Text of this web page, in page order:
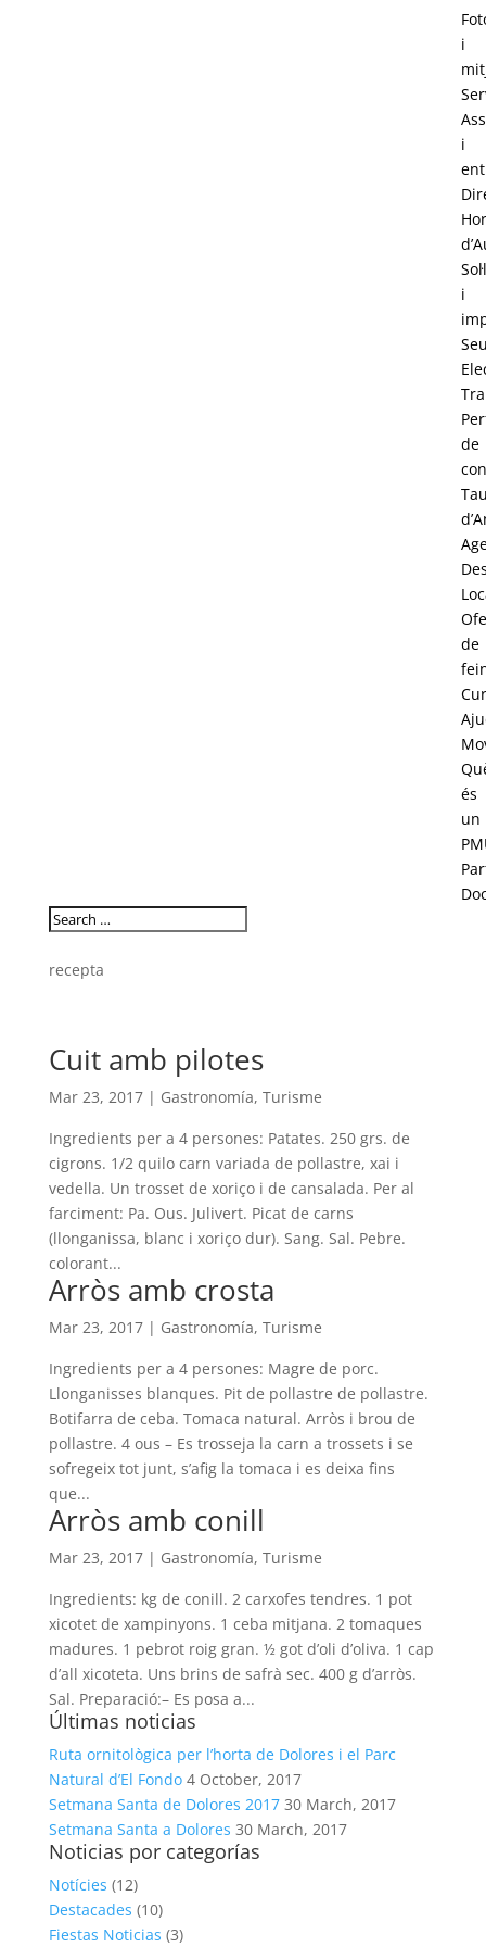
i
i
i
de
de
és
un
recepta
Cuit amb pilotes
Mar 23, 2017| Gastronomía, Turisme
Ingredients per a 4 persones: Patates. 250 grs. de
cigrons. 1/2 quilo carn variada de pollastre, xai i
vedella. Un trosset de xoriço i de cansalada. Per al
farciment: Pa. Ous. Julivert. Picat de carns
(llonganissa, blanc i xoriço dur). Sang. Sal. Pebre.
colorant...
Arròs amb crosta
Mar 23, 2017| Gastronomía, Turisme
Ingredients per a 4 persones: Magre de porc.
Llonganisses blanques. Pit de pollastre de pollastre.
Botifarra de ceba. Tomaca natural. Arròs i brou de
pollastre. 4 ous – Es trosseja la carn a trossets i se
sofregeix tot junt, s’afig la tomaca i es deixa fins
que...
Arròs amb conill
Mar 23, 2017| Gastronomía, Turisme
Ingredients: kg de conill. 2 carxofes tendres. 1 pot
xicotet de xampinyons. 1 ceba mitjana. 2 tomaques
madures. 1 pebrot roig gran. ½ got d’oli d’oliva. 1 cap
d’all xicoteta. Uns brins de safrà sec. 400 g d’arròs.
Sal. Preparació:– Es posa a...
Últimas noticias
Ruta ornitològica per l’horta de Dolores i el Parc
Natural d’El Fondo 4 October, 2017
Setmana Santa de Dolores 2017 30 March, 2017
Setmana Santa a Dolores 30 March, 2017
Noticias por categorías
Notícies (12)
Destacades (10)
Fiestas Noticias (3)